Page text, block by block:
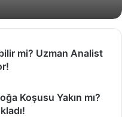
mi? Uzman Analist
Koşusu Yakın mı?